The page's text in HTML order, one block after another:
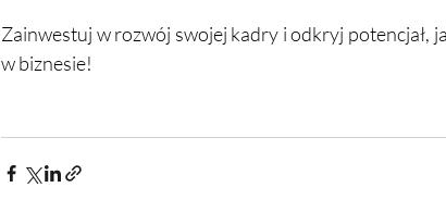
Zainwestuj w rozwój swojej kadry i odkryj potencjał,
w biznesie!